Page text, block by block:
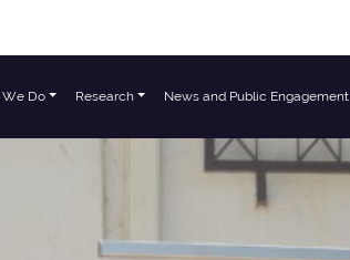
Do Research News and Public Engagement